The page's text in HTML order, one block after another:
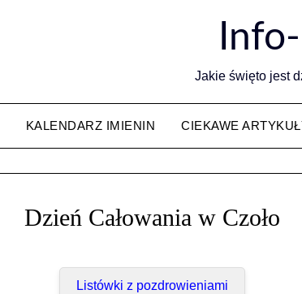
Jakie święto jest
KALENDARZ IMIENIN CIEKAWE
Dzień Całowania w Czoło
Listówki z pozdrowieniami